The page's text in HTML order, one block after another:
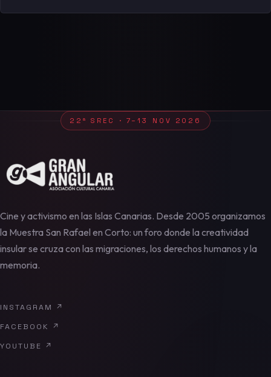
22ª SREC · 7–13 NOV 2026
Cine y activismo en las Islas Canarias. Desde 2005 organizamos
la Muestra San Rafael en Corto: un foro donde la creatividad
insular se cruza con las migraciones, los derechos humanos y la
memoria.
INSTAGRAM
↗
FACEBOOK
↗
YOUTUBE
↗